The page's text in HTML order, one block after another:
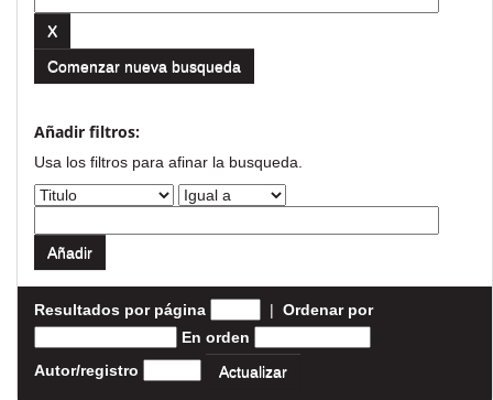
Comenzar nueva busqueda
Añadir filtros:
Usa los filtros para afinar la busqueda.
Resultados por página | Ordenar por
En orden
Autor/registro